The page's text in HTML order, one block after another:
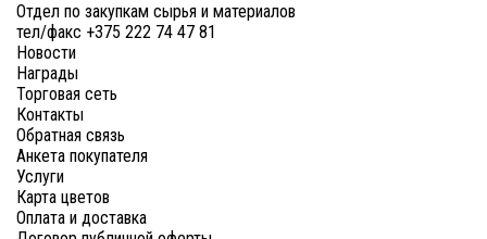
Отдел по закупкам сырья и материалов
тел/факс +375 222 74 47 81
Новости
Награды
Торговая сеть
Контакты
Обратная связь
Анкета покупателя
Услуги
Карта цветов
Оплата и доставка